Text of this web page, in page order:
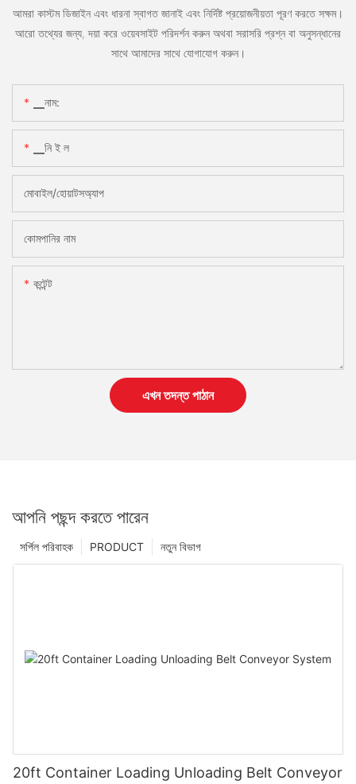
আমরা কাস্টম ডিজাইন এবং ধারনা স্বাগত জানাই এবং নির্দিষ্ট প্রয়োজনীয়তা পূরণ করতে সক্ষম।
আরো তথ্যের জন্য, দয়া করে ওয়েবসাইট পরিদর্শন করুন অথবা সরাসরি প্রশ্ন বা অনুসন্ধানের
সাথে আমাদের সাথে যোগাযোগ করুন।
▁নাম:
▁নি ই ল
মোবাইল/হোয়াটসঅ্যাপ
কোমপানির নাম
কন্টেন্ট
এখন তদন্ত পাঠান
আপনি পছন্দ করতে পারেন
নতুন বিভাগ
PRODUCT
সর্পিল পরিবাহক
20ft Container Loading Unloading Belt Conveyor